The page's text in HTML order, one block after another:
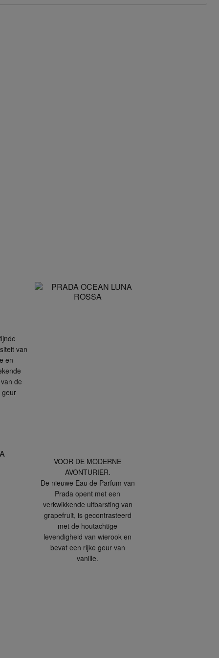
van
en
de
geur
VOOR DE MODERNE
AVONTURIER.
De nieuwe Eau de Parfum van
Prada opent met een
verkwikkende uitbarsting van
grapefruit, is gecontrasteerd
met de houtachtige
levendigheid van wierook en
bevat een rijke geur van
vanille.